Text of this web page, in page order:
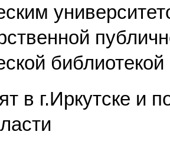
в г.Иркутске и